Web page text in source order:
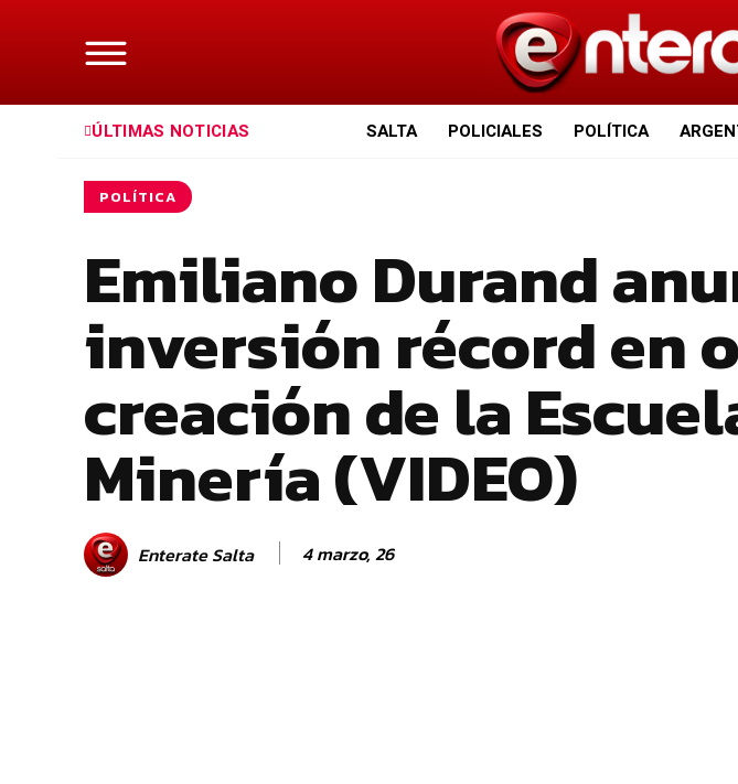
ÚLTIMAS NOTICIAS SALTA POLICIALES POLÍTICA
POLÍTICA
Emiliano Durand
inversión récord en
creación de la
Minería (VIDEO)
Enterate Salta 4 marzo, 26